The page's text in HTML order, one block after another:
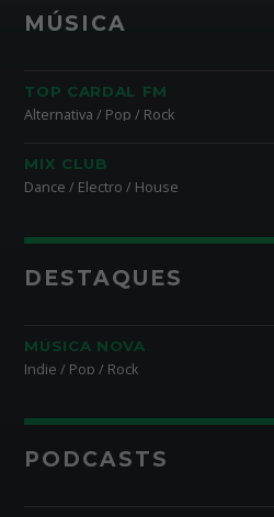
MÚSICA
TOP CARDAL FM
Alternativa / Pop / Rock
MIX CLUB
Dance / Electro / House
DESTAQUES
MÚSICA NOVA
Indie / Pop / Rock
PODCASTS